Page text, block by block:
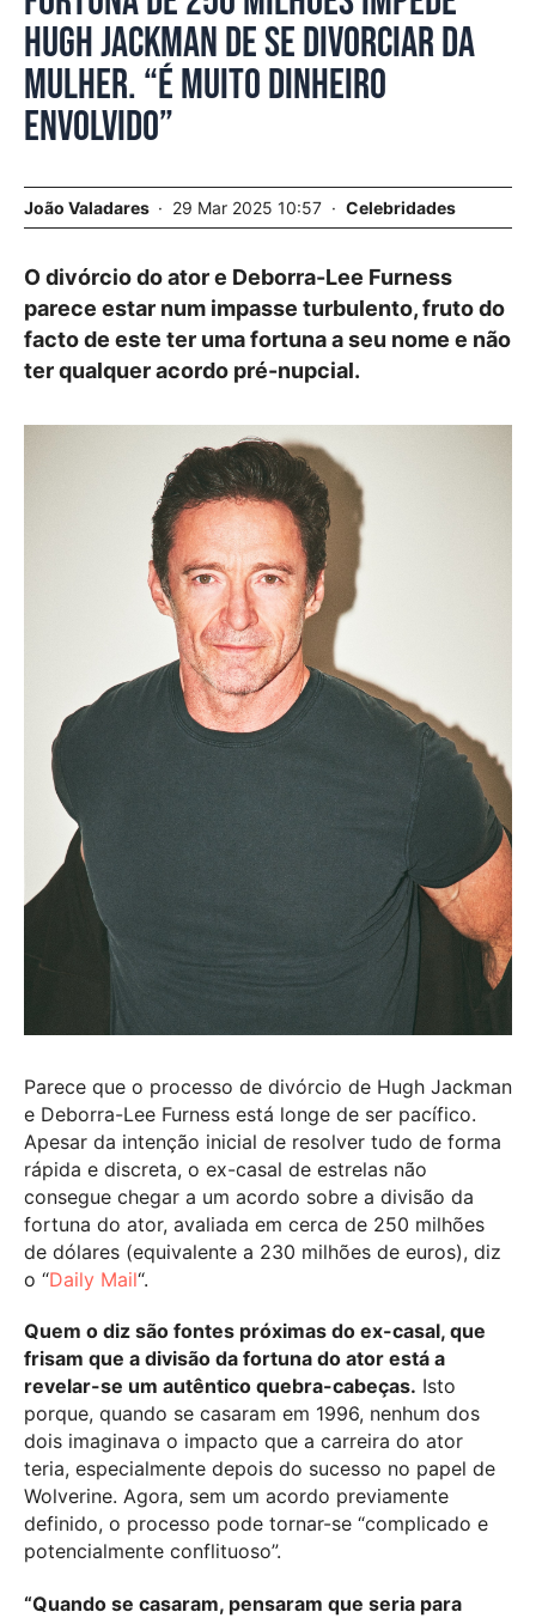
Hugh Jackman de se divorciar da
mulher. “É muito dinheiro
envolvido”
João Valadares 29 Mar 2025 10:57 Celebridades
O divórcio do ator e Deborra-Lee Furness
parece estar num impasse turbulento, fruto do
facto de este ter uma fortuna a seu nome e não
ter qualquer acordo pré-nupcial.
Parece que o processo de divórcio de Hugh Jackman
e Deborra-Lee Furness está longe de ser pacífico.
Apesar da intenção inicial de resolver tudo de forma
rápida e discreta, o ex-casal de estrelas não
consegue chegar a um acordo sobre a divisão da
fortuna do ator, avaliada em cerca de 250 milhões
de dólares (equivalente a 230 milhões de euros), diz
o “Daily Mail“.
Quem o diz são fontes próximas do ex-casal, que
frisam que a divisão da fortuna do ator está a
revelar-se um autêntico quebra-cabeças. Isto
porque, quando se casaram em 1996, nenhum dos
dois imaginava o impacto que a carreira do ator
teria, especialmente depois do sucesso no papel de
Wolverine. Agora, sem um acordo previamente
definido, o processo pode tornar-se “complicado e
potencialmente conflituoso”.
“Quando se casaram, pensaram que seria para